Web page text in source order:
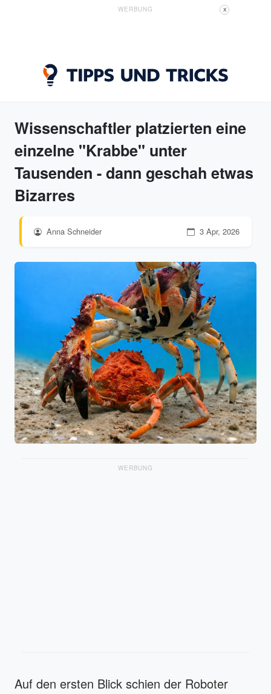
WERBUNG X
Wissenschaftler platzierten eine
einzelne "Krabbe" unter
Tausenden - dann geschah etwas
Bizarres
Anna Schneider 3 Apr, 2026
WERBUNG
Auf den ersten Blick schien der Roboter